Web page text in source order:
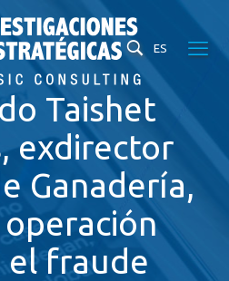
ES
Taishet
exdirector
Ganadería,
el fraude